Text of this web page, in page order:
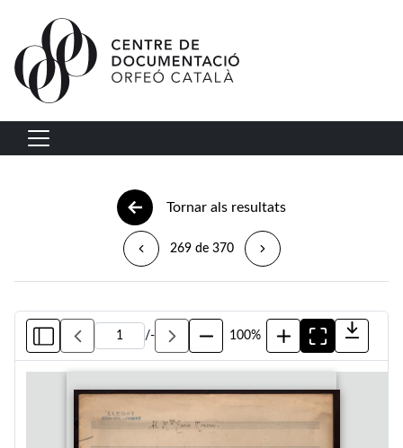
Vés al contingut
Navegació principal
Tornar als resultats
269 de 370
/- 100%